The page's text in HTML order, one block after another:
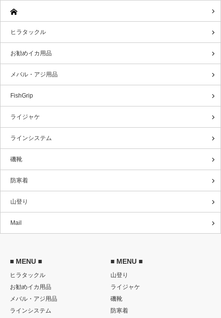
ヒラタックル
お勧めイカ用品
メバル・アジ用品
FishGrip
ライジャケ
ラインシステム
磯靴
防寒着
山登り
Mail
■ MENU ■
ヒラタックル
お勧めイカ用品
メバル・アジ用品
ラインシステム
■ MENU ■
山登り
ライジャケ
磯靴
防寒着